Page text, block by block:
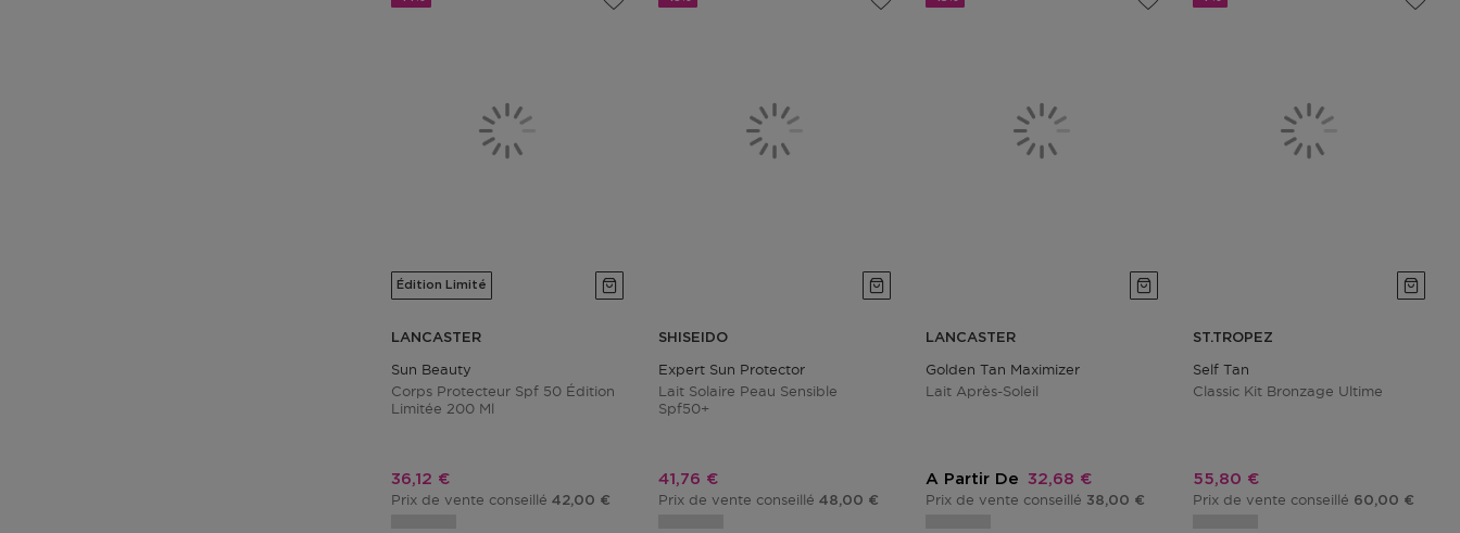
Édition Limité
LANCASTER
Sun Beauty
Corps Protecteur Spf 50 Édition
Limitée 200 Ml
Prix promotionnel
36,12 €
Prix de vente conseillé 42,00 €
SHISEIDO
Expert Sun Protector
Lait Solaire Peau Sensible
Spf50+
Prix promotionnel
41,76 €
Prix de vente conseillé 48,00 €
LANCASTER
Golden Tan Maximizer
Lait Après-Soleil
A Partir De Prix promotionnel
32,68 €
Prix de vente conseillé 38,00 €
ST.TROPEZ
Self Tan
Classic Kit Bronzage Ultime
Prix promotionnel
55,80 €
Prix de vente conseillé 60,00 €